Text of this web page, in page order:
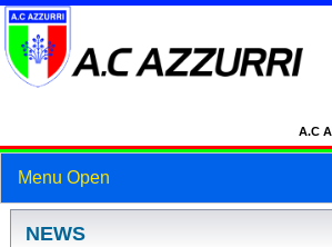
A.C
Menu Open
トップ
NEWS